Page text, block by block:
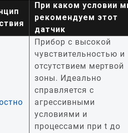
При каком условии
рекомендуем этот
датчик
Прибор с высокой
чувствительностью и
отсутствием мертвой
зоны. Идеально
справляется с
агрессивными
условиями и
процессами при t до